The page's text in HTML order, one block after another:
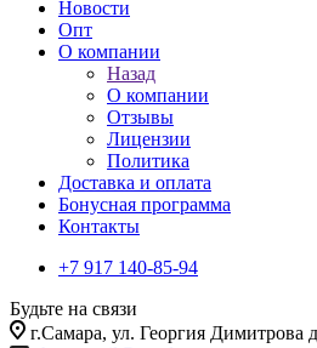
Новости
Опт
О компании
Назад
О компании
Отзывы
Лицензии
Политика
Доставка и оплата
Бонусная программа
Контакты
+7 917 140-85-94
Будьте на связи
г.Самара, ул. Георгия Димитрова